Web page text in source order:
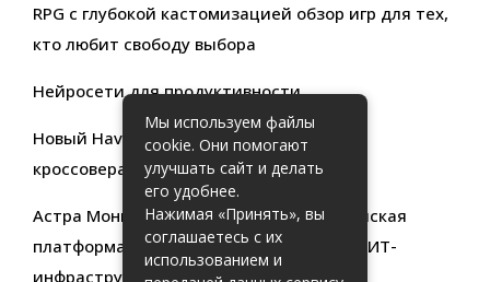
RPG с глубокой кастомизацией обзор игр для тех,
кто любит свободу выбора
Нейросети для продуктивности
Новый Haval Jolion: обзор современного
кроссовера для активной жизни
Астра Мониторинг: Современная российская
платформа для эффективного контроля ИТ-
инфраструктуры
Мы используем файлы
cookie. Они помогают
улучшать сайт и делать
его удобнее.
Нажимая «Принять», вы
соглашаетесь с их
использованием и